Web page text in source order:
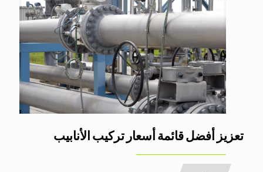
تعزيز أفضل قائمة أسعار تركيب الأنابيب